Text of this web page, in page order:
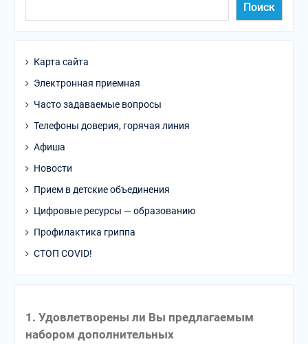
Поиск
Карта сайта
Электронная приемная
Часто задаваемые вопросы
Телефоны доверия, горячая линия
Афиша
Новости
Прием в детские объединения
Цифровые ресурсы — образованию
Профилактика гриппа
СТОП COVID!
1. Удовлетворены ли Вы предлагаемым
набором дополнительных